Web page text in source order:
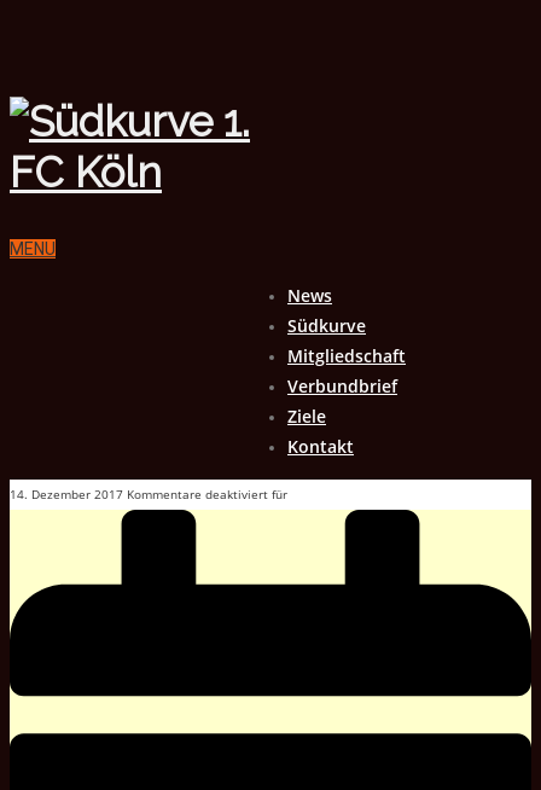
MENU
News
Südkurve
Mitgliedschaft
Verbundbrief
Ziele
Kontakt
14. Dezember 2017 Kommentare deaktiviert für